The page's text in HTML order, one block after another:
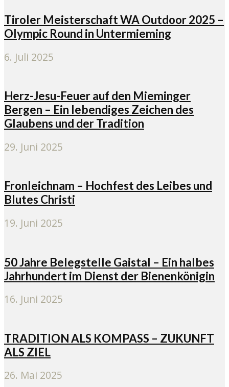
Tiroler Meisterschaft WA Outdoor 2025 –
Olympic Round in Untermieming
6. Juli 2025
Herz-Jesu-Feuer auf den Mieminger
Bergen – Ein lebendiges Zeichen des
Glaubens und der Tradition
29. Juni 2025
Fronleichnam – Hochfest des Leibes und
Blutes Christi
19. Juni 2025
50 Jahre Belegstelle Gaistal – Ein halbes
Jahrhundert im Dienst der Bienenkönigin
16. Juni 2025
TRADITION ALS KOMPASS – ZUKUNFT
ALS ZIEL
26. Mai 2025